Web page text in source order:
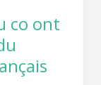
co ont